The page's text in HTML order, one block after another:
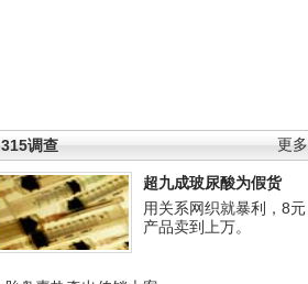
更多
315调查
超九成玻尿酸为假货
用关系网织就暴利，8元
产品卖到上万。